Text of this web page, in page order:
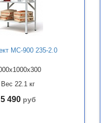
МС-900 235-2.0
Вес 22.1 кг
5 490 руб